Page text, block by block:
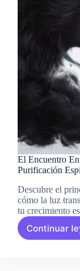
El Encuentro
Purificación
Descubre el
cómo la luz
tu crecimiento
Continuar El